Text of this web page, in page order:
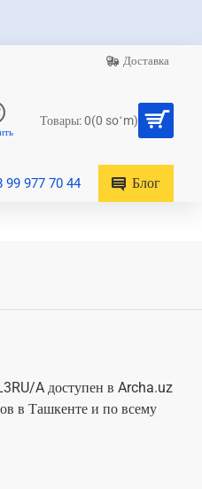
Доставка
Товары: 0(0 soʻm)
99 977 70 44 Блог
A доступен в Archa.uz
в Ташкенте и по всему
10-core CPU;